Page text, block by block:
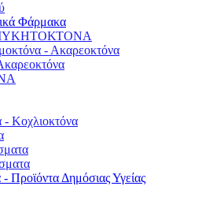
Φάρμακα
- Ακαρεοκτόνα
- Κοχλιοκτόνα
Προϊόντα Δημόσιας Υγείας